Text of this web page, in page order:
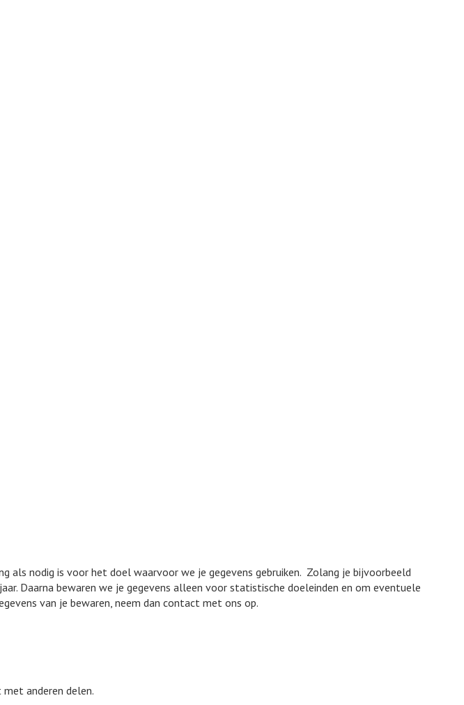
als nodig is voor het doel waarvoor we je gegevens gebruiken. Zolang je bijvoorbeeld
Daarna bewaren we je gegevens alleen voor statistische doeleinden en om eventuele
van je bewaren, neem dan contact met ons op.
anderen delen.